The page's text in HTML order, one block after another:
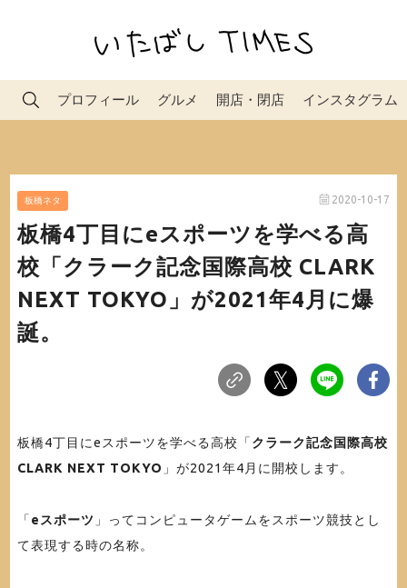
プロフィール グルメ 開店・閉店 インスタグラム
板橋ネタ 2020-10-17
板橋4丁目にeスポーツを学べる高
校「クラーク記念国際高校 CLARK
NEXT TOKYO」が2021年4月に爆
誕。
板橋4丁目にeスポーツを学べる高校「 クラーク記念国際高校
CLARK NEXT TOKYO 」が2021年4月に開校します。
「eスポーツ 」ってコンピュータゲームをスポーツ競技とし
て表現する時の名称。